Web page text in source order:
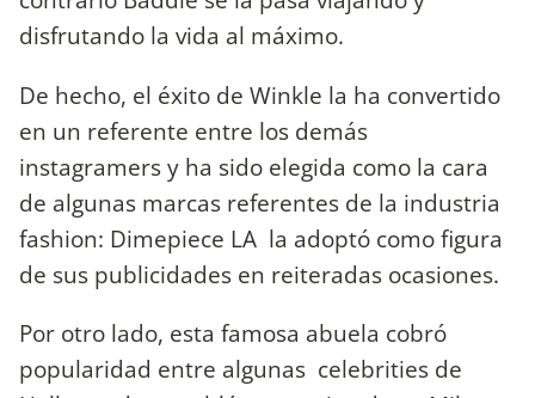
disfrutando la vida al máximo.
De hecho, el éxito de Winkle la ha convertido
en un referente entre los demás
instagramers y ha sido elegida como la cara
de algunas marcas referentes de la industria
fashion: Dimepiece LA la adoptó como figura
de sus publicidades en reiteradas ocasiones.
Por otro lado, esta famosa abuela cobró
popularidad entre algunas celebrities de